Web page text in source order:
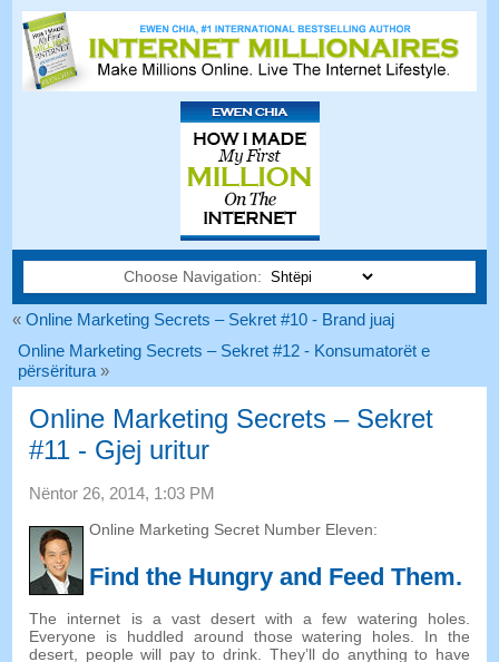
Choose Navigation:
«Online Marketing Secrets – Sekret #10 - Brand juaj
Online Marketing Secrets – Sekret #12 - Konsumatorët e
përsëritura »
Online Marketing Secrets – Sekret
#11 - Gjej uritur
Nëntor 26, 2014, 1:03 PM
Online Marketing Secret Number Eleven:
Find the Hungry and Feed Them.
The internet is a vast desert with a few watering holes.
Everyone is huddled around those watering holes. In the
desert, people will pay to drink. They’ll do anything to have